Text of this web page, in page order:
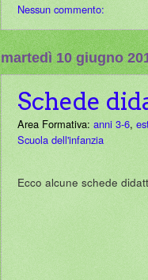
Nessun commento:
martedì 10 giugno
Schede
Area Formativa: anni 3-6,
Scuola dell'infanzia
Ecco alcune schede